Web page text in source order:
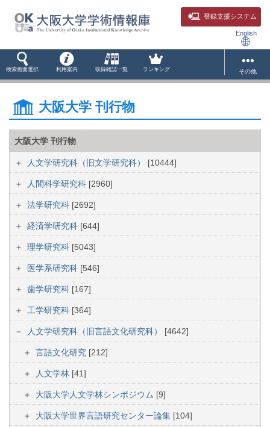
登録支援システム
English
検索画面選択 利用案内 収録雑誌一覧 ランキング その他
大阪大学 刊行物
大阪大学 刊行物
人文学研究科（旧文学研究科） [10444]
人間科学研究科 [2960]
法学研究科 [2692]
経済学研究科 [644]
理学研究科 [5043]
医学系研究科 [546]
歯学研究科 [167]
工学研究科 [364]
人文学研究科（旧言語文化研究科） [4642]
言語文化研究 [212]
人文学林 [41]
大阪大学人文学林シンポジウム [9]
大阪大学世界言語研究センター論集 [104]